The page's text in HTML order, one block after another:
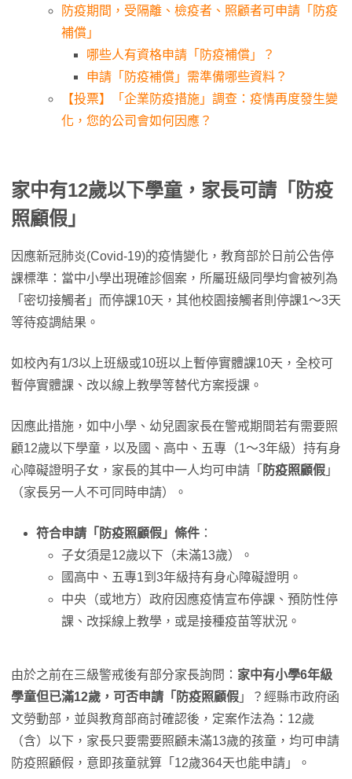
防疫期間，受隔離、檢疫者、照顧者可申請「防疫
補償」
哪些人有資格申請「防疫補償」？
申請「防疫補償」需準備哪些資料？
【投票】「企業防疫措施」調查：疫情再度發生變
化，您的公司會如何因應？
家中有12歲以下學童，家長可請「防疫
照顧假」
因應新冠肺炎(Covid-19)的疫情變化，教育部於日前公告停
課標準：當中小學出現確診個案，所屬班級同學均會被列為
「密切接觸者」而停課10天，其他校園接觸者則停課1～3天
等待疫調結果。
如校內有1/3以上班級或10班以上暫停實體課10天，全校可
暫停實體課、改以線上教學等替代方案授課。
因應此措施，如中小學、幼兒園家長在警戒期間若有需要照
顧12歲以下學童，以及國、高中、五專（1～3年級）持有身
心障礙證明子女，家長的其中一人均可申請「 防疫照顧假 」
（家長另一人不可同時申請）。
符合申請「防疫照顧假」條件 ：
子女須是12歲以下（未滿13歲）。
國高中、五專1到3年級持有身心障礙證明。
中央（或地方）政府因應疫情宣布停課、預防性停
課、改採線上教學，或是接種疫苗等狀況。
由於之前在三級警戒後有部分家長詢問： 家中有小學6年級
學童但已滿12歲，可否申請「防疫照顧假 」？經縣市政府函
文勞動部，並與教育部商討確認後，定案作法為：12歲
（含）以下，家長只要需要照顧未滿13歲的孩童，均可申請
防疫照顧假，意即孩童就算「12歲364天也能申請」。